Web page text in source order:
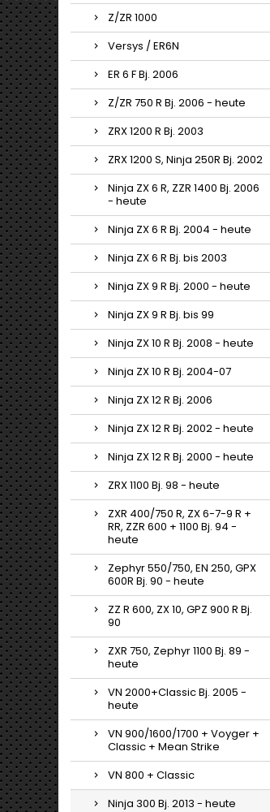
Z/ZR 1000
Versys / ER6N
ER 6 F Bj. 2006
Z/ZR 750 R Bj. 2006 - heute
ZRX 1200 R Bj. 2003
ZRX 1200 S, Ninja 250R Bj. 2002
Ninja ZX 6 R, ZZR 1400 Bj. 2006
- heute
Ninja ZX 6 R Bj. 2004 - heute
Ninja ZX 6 R Bj. bis 2003
Ninja ZX 9 R Bj. 2000 - heute
Ninja ZX 9 R Bj. bis 99
Ninja ZX 10 R Bj. 2008 - heute
Ninja ZX 10 R Bj. 2004-07
Ninja ZX 12 R Bj. 2006
Ninja ZX 12 R Bj. 2002 - heute
Ninja ZX 12 R Bj. 2000 - heute
ZRX 1100 Bj. 98 - heute
ZXR 400/750 R, ZX 6-7-9 R +
RR, ZZR 600 + 1100 Bj. 94 -
heute
Zephyr 550/750, EN 250, GPX
600R Bj. 90 - heute
ZZ R 600, ZX 10, GPZ 900 R Bj.
90
ZXR 750, Zephyr 1100 Bj. 89 -
heute
VN 2000+Classic Bj. 2005 -
heute
VN 900/1600/1700 + Voyger +
Classic + Mean Strike
VN 800 + Classic
Ninja 300 Bj. 2013 - heute